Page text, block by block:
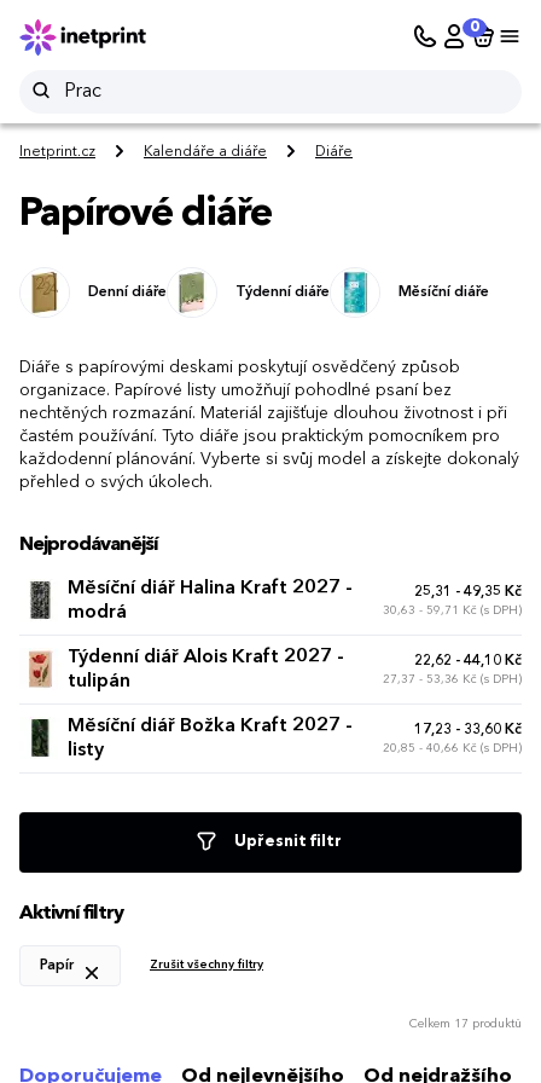
0
Inetprint.cz Kalendáře a diáře Diáře
Papírové diáře
Denní diáře Týdenní diáře Měsíční diáře
Diáře s papírovými deskami poskytují osvědčený způsob
organizace. Papírové listy umožňují pohodlné psaní bez
nechtěných rozmazání. Materiál zajišťuje dlouhou životnost i při
častém používání. Tyto diáře jsou praktickým pomocníkem pro
každodenní plánování. Vyberte si svůj model a získejte dokonalý
přehled o svých úkolech.
Nejprodávanější
Měsíční diář Halina Kraft 2027 -
modrá
25,31 - 49,35 Kč
30,63 - 59,71 Kč (s DPH)
Týdenní diář Alois Kraft 2027 -
tulipán
22,62 - 44,10 Kč
27,37 - 53,36 Kč (s DPH)
Měsíční diář Božka Kraft 2027 -
listy
17,23 - 33,60 Kč
20,85 - 40,66 Kč (s DPH)
Upřesnit filtr
Aktivní filtry
Papír Zrušit všechny filtry
Celkem 17 produktů
Doporučujeme Od nejlevnějšího Od nejdražšího